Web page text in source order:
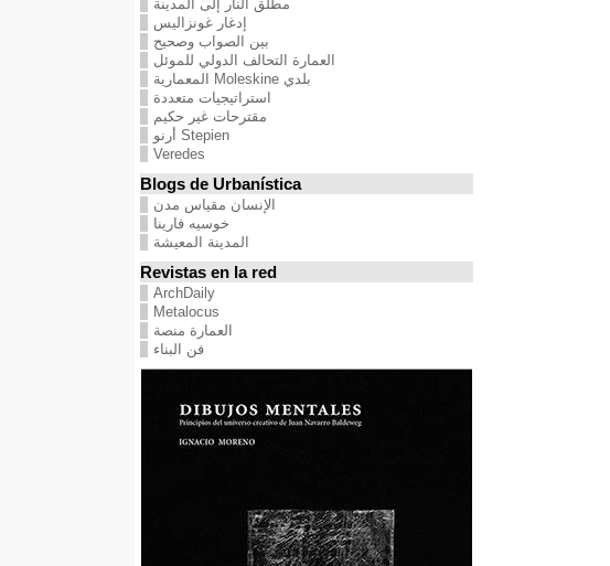
مطلق النار إلى المدينة
إدغار غونزاليس
بين الصواب وصحيح
العمارة التحالف الدولي للموئل
بلدي Moleskine المعمارية
استراتيجيات متعددة
مقترحات غير حكيم
Stepien أرنو
Veredes
Blogs de Urbanística
الإنسان مقياس مدن
خوسيه فارينا
المدينة المعيشة
Revistas en la red
ArchDaily
Metalocus
العمارة منصة
فن البناء